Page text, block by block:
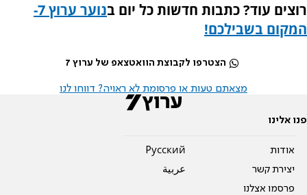
רוצים עוד? כתבות חדשות כל יום ב
נוער ערוץ 7-
המקום בשבילכם!
הצטרפו לקבוצת הוואטצאפ של ערוץ 7
מצאתם טעות או פרסומת לא ראויה? דווחו לנו
פנו אלינו
אודות
יצירת קשר
פרסמו אצלנו
Pусский
عربية